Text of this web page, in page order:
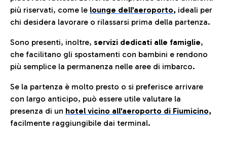
più riservati, come le lounge dell’aeroporto, ideali per
chi desidera lavorare o rilassarsi prima della partenza.
Sono presenti, inoltre, servizi dedicati alle famiglie,
che facilitano gli spostamenti con bambini e rendono
più semplice la permanenza nelle aree di imbarco.
Se la partenza è molto presto o si preferisce arrivare
con largo anticipo, può essere utile valutare la
presenza di un hotel vicino all’aeroporto di Fiumicino,
facilmente raggiungibile dai terminal.